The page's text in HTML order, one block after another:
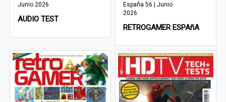
Junio 2026
AUDIO TEST
España 56 | Junio
2026
RETROGAMER ESPAñA